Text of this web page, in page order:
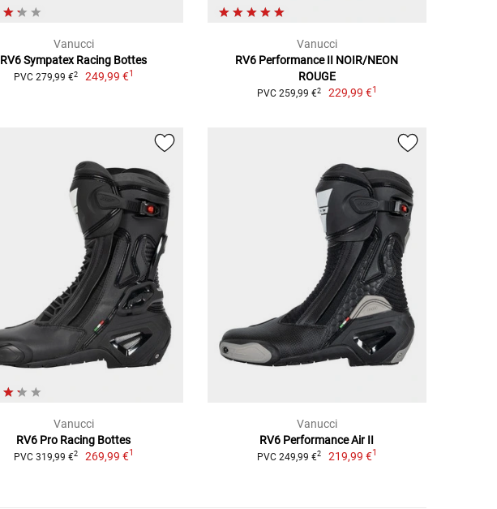
Vanucci
RV6 Sympatex Racing Bottes
PVC 279,99 €2 249,99 €1
Vanucci
RV6 Performance II NOIR/NEON
ROUGE
PVC 259,99 €2 229,99 €1
Vanucci
RV6 Pro Racing Bottes
PVC 319,99 €2 269,99 €1
Vanucci
RV6 Performance Air II
PVC 249,99 €2 219,99 €1